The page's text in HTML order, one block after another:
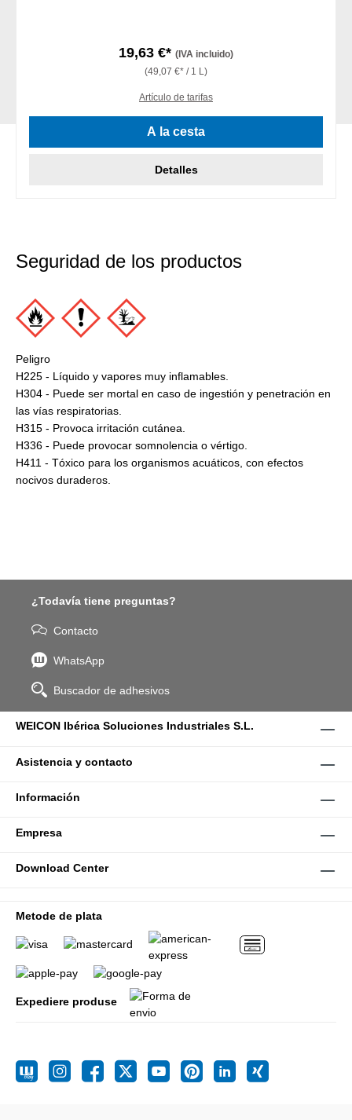
19,63 €* (IVA incluido)
(49,07 €* / 1 L)
Artículo de tarifas
A la cesta
Detalles
Seguridad de los productos
Peligro
H225 - Líquido y vapores muy inflamables.
H304 - Puede ser mortal en caso de ingestión y penetración en
las vías respiratorias.
H315 - Provoca irritación cutánea.
H336 - Puede provocar somnolencia o vértigo.
H411 - Tóxico para los organismos acuáticos, con efectos
nocivos duraderos.
¿Todavía tiene preguntas?
Contacto
WhatsApp
Buscador de adhesivos
WEICON Ibérica Soluciones Industriales S.L.
Asistencia y contacto
Información
Empresa
Download Center
Metode de plata
Expediere produse